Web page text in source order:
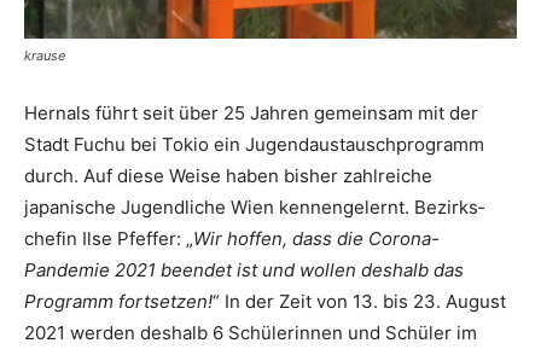
krause
Hernals führt seit über 25 Jahren gemeinsam mit der
Stadt Fuchu bei Tokio ein Jugendaustauschprogramm
durch. Auf diese Weise haben bisher zahlreiche
japanische Jugendliche Wien kennengelernt. Bezirks­
chefin Ilse Pfeffer: „Wir ­hoffen, dass die Corona-
Pandemie 2021 beendet ist und wollen deshalb das
Programm fortsetzen!“ In der Zeit von 13. bis 23. August
2021 werden deshalb 6 Schülerinnen und Schüler im